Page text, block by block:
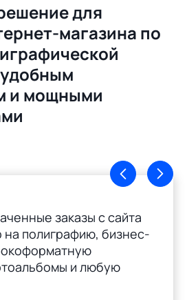
для
магазина по
и мощными
заказы с сайта
на полиграфию, бизнес-
и любую